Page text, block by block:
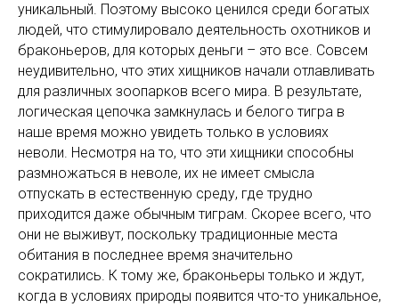
уникальный. Поэтому высоко ценился среди богатых
людей, что стимулировало деятельность охотников и
браконьеров, для которых деньги – это все. Совсем
неудивительно, что этих хищников начали отлавливать
для различных зоопарков всего мира. В результате,
логическая цепочка замкнулась и белого тигра в
наше время можно увидеть только в условиях
неволи. Несмотря на то, что эти хищники способны
размножаться в неволе, их не имеет смысла
отпускать в естественную среду, где трудно
приходится даже обычным тиграм. Скорее всего, что
они не выживут, поскольку традиционные места
обитания в последнее время значительно
сократились. К тому же, браконьеры только и ждут,
когда в условиях природы появится что-то уникальное,